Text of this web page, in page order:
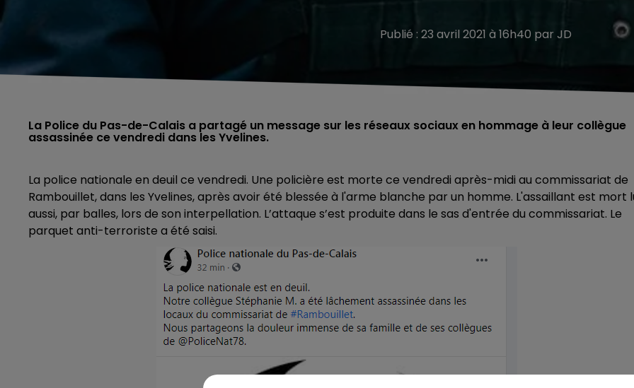
13h00 - 16h00
LES APRÈS-MIDI QUI CHANTENT
16h00 - 19h00
Publié : 23 avril 2021 à 16h40 par JD
La Police du Pas-de-Calais a partagé un message sur les réseaux sociaux en hommage à leur collègue
assassinée ce vendredi dans les Yvelines.
La police nationale en deuil ce vendredi. Une policière est morte ce vendredi après-midi au commissariat de
Rambouillet, dans les Yvelines, après avoir été blessée à l'arme blanche par un homme. L'assaillant est mort
aussi, par balles, lors de son interpellation. L’attaque s’est produite dans le sas d'entrée du commissariat. Le
parquet anti-terroriste a été saisi.